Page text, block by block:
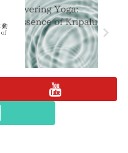
動
of